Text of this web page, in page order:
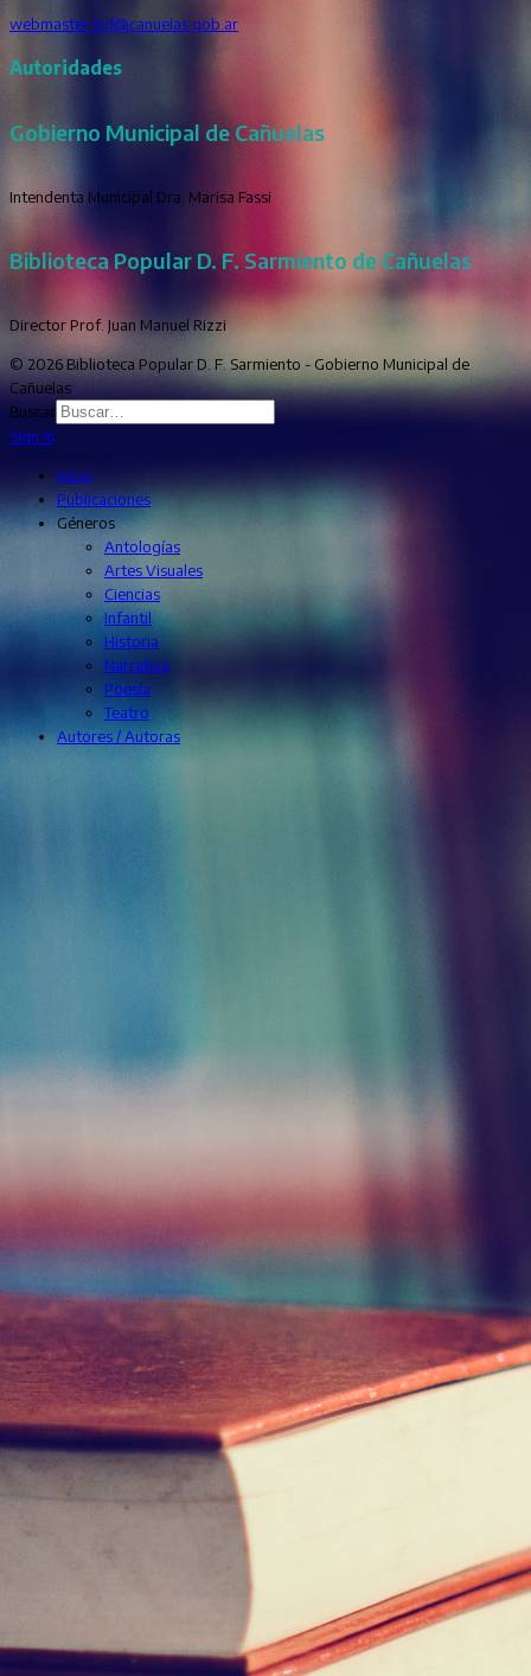
webmaster-bd@canuelas.gob.ar
Autoridades
Gobierno Municipal de Cañuelas
Intendenta Municipal Dra. Marisa Fassi
Biblioteca Popular D. F. Sarmiento de Cañuelas
Director Prof. Juan Manuel Rizzi
© 2026 Biblioteca Popular D. F. Sarmiento - Gobierno Municipal de
Cañuelas
Buscar
Sign In
Inicio
Publicaciones
Géneros
Antologías
Artes Visuales
Ciencias
Infantil
Historia
Narrativa
Poesía
Teatro
Autores / Autoras